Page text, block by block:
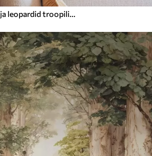
Säravad flamingod ja leopardid troopiliste taimede keskel